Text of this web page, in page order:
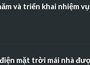
và triển khai nhiệm
mặt trời mái nhà